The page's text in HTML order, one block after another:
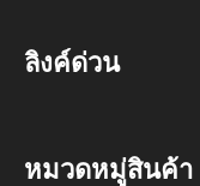
ลิงค์ด่วน
หมวดหมู่สินค้า